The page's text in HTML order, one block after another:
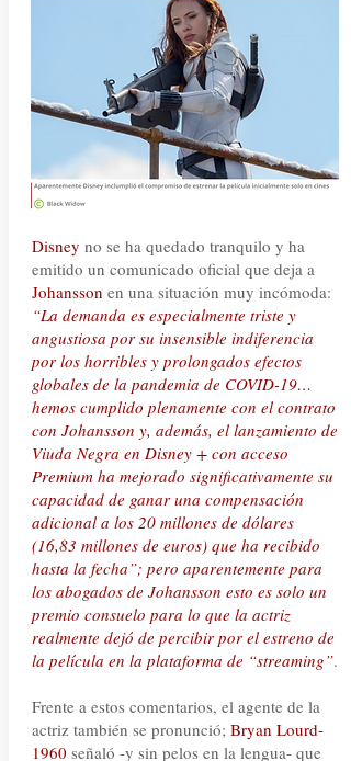
Disney no se ha quedado tranquilo y ha
emitido un comunicado oficial que deja a
Johansson en una situación muy incómoda:
“La demanda es especialmente triste y
angustiosa por su insensible indiferencia
por los horribles y prolongados efectos
globales de la pandemia de COVID-19…
hemos cumplido plenamente con el contrato
con Johansson y, además, el lanzamiento de
Viuda Negra en Disney + con acceso
Premium ha mejorado significativamente su
capacidad de ganar una compensación
adicional a los 20 millones de dólares
(16,83 millones de euros) que ha recibido
hasta la fecha”; pero aparentemente para
los abogados de Johansson esto es solo un
premio consuelo para lo que la actriz
realmente dejó de percibir por el estreno de
la película en la plataforma de “streaming”.
Frente a estos comentarios, el agente de la
actriz también se pronunció; Bryan Lourd-
1960 señaló -y sin pelos en la lengua- que